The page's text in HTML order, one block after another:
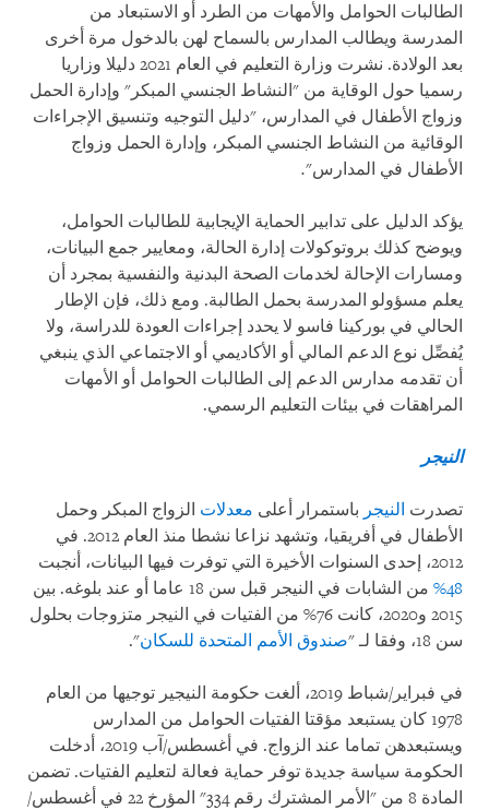
الطالبات الحوامل والأمهات من الطرد أو الاستبعاد من
المدرسة ويطالب المدارس بالسماح لهن بالدخول مرة أخرى
بعد الولادة. نشرت وزارة التعليم في العام 2021 دليلا وزاريا
رسميا حول الوقاية من "النشاط الجنسي المبكر" وإدارة الحمل
وزواج الأطفال في المدارس، "دليل التوجيه وتنسيق الإجراءات
الوقائية من النشاط الجنسي المبكر، وإدارة الحمل وزواج
الأطفال في المدارس".
يؤكد الدليل على تدابير الحماية الإيجابية للطالبات الحوامل،
ويوضح كذلك بروتوكولات إدارة الحالة، ومعايير جمع البيانات،
ومسارات الإحالة لخدمات الصحة البدنية والنفسية بمجرد أن
يعلم مسؤولو المدرسة بحمل الطالبة. ومع ذلك، فإن الإطار
الحالي في بوركينا فاسو لا يحدد إجراءات العودة للدراسة، ولا
يُفصِّل نوع الدعم المالي أو الأكاديمي أو الاجتماعي الذي ينبغي
أن تقدمه مدارس الدعم إلى الطالبات الحوامل أو الأمهات
المراهقات في بيئات التعليم الرسمي.
النيجر
تصدرت النيجر باستمرار أعلى معدلات الزواج المبكر وحمل
الأطفال في أفريقيا، وتشهد نزاعا نشطا منذ العام 2012. في
2012، إحدى السنوات الأخيرة التي توفرت فيها البيانات، أنجبت
48%
من الشابات في النيجر قبل سن 18 عاما أو عند بلوغه. بين
2015 و2020، كانت 76% من الفتيات في النيجر متزوجات بحلول
سن 18، وفقا لـ "
صندوق الأمم المتحدة للسكان".
في فبراير/شباط 2019، ألغت حكومة النيجير توجيها من العام
1978 كان يستبعد مؤقتا الفتيات الحوامل من المدارس
ويستبعدهن تماما عند الزواج. في أغسطس/آب 2019، أدخلت
الحكومة سياسة جديدة توفر حماية فعالة لتعليم الفتيات. تضمن
المادة 8 من "الأمر المشترك رقم 334" المؤرخ 22 في أغسطس/